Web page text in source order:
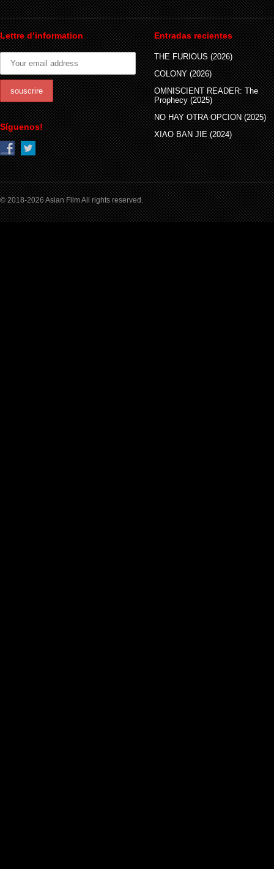
Lettre d’information
Síguenos!
Entradas recientes
THE FURIOUS (2026)
COLONY (2026)
OMNISCIENT READER: The
Prophecy (2025)
NO HAY OTRA OPCION (2025)
XIAO BAN JIE (2024)
© 2018-2026 Asian Film All rights reserved.